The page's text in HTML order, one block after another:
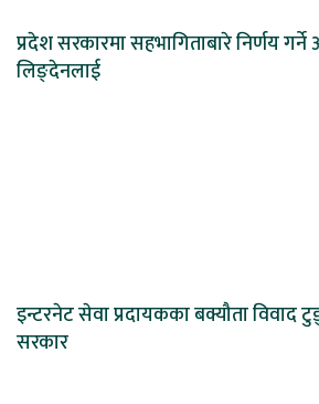
प्रदेश सरकारमा सहभागिताबारे निर्णय
लिङ्देनलाई
इन्टरनेट सेवा प्रदायकका बक्यौता विवाद
सरकार